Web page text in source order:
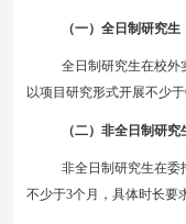
（一） 全日制研究生
全日制 研究生在校外
以项目研究形式开展不少于
（二） 非全日制研究
非全日制 研究生在委
不少于3个月 ， 具体时长要